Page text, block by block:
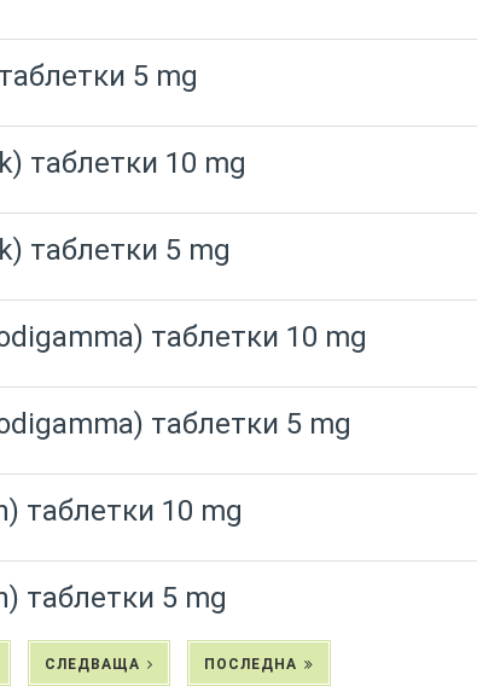
5 mg
таблетки 10 mg
таблетки 5 mg
таблетки 10 mg
таблетки 5 mg
таблетки 10 mg
таблетки 5 mg
СЛЕДВАЩА ПОСЛЕДНА